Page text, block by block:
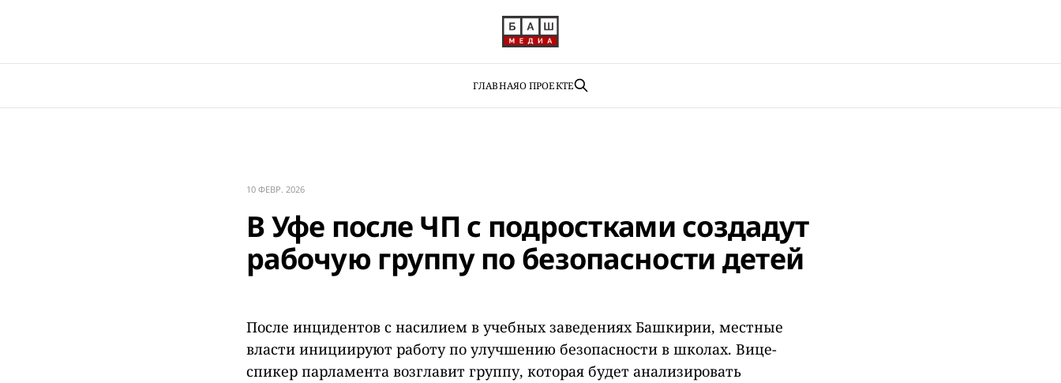
ГЛАВНАЯО ПРОЕКТЕ
10 ФЕВР. 2026
В Уфе после ЧП с подростками создадут
рабочую группу по безопасности детей
После инцидентов с насилием в учебных заведениях Башкирии, местные
власти инициируют работу по улучшению безопасности в школах. Вице-
спикер парламента возглавит группу, которая будет анализировать